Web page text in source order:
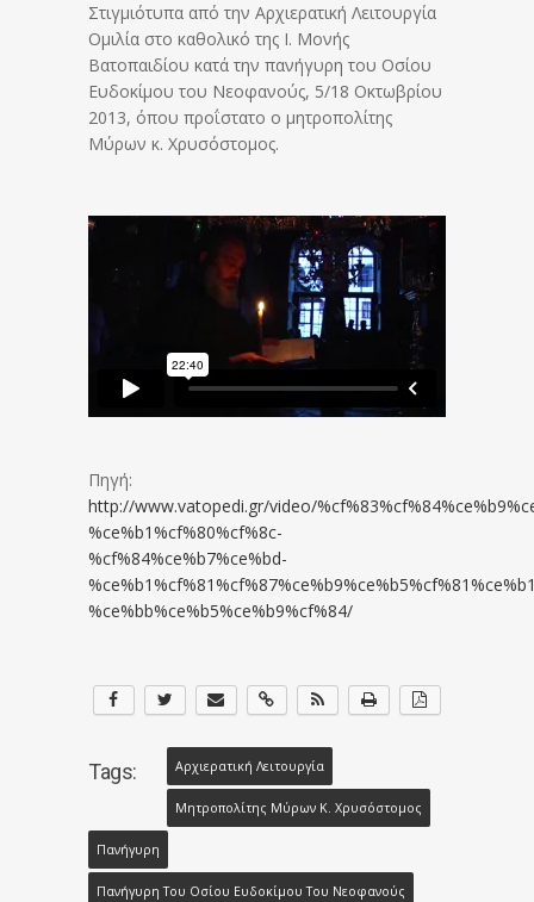
Στιγμιότυπα από την Αρχιερατική Λειτουργία
Ομιλία στο καθολικό της Ι. Μονής
Βατοπαιδίου κατά την πανήγυρη του Οσίου
Ευδοκίμου του Νεοφανούς, 5/18 Οκτωβρίου
2013, όπου προΐστατο ο μητροπολίτης
Μύρων κ. Χρυσόστομος.
Πηγή:
http://www.vatopedi.gr/video/
%ce%b1%cf%80%cf%8c-
%cf%84%ce%b7%ce%bd-
%ce%bb%ce%b5%ce%b9%cf%84/
Tags: Αρχιερατική Λειτουργία
Μητροπολίτης Μύρων Κ. Χρυσόστομος
Πανήγυρη
Πανήγυρη Του Οσίου Ευδοκίμου Του Νεοφανούς